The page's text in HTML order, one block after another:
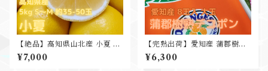
【絶品】高知県山北産 小夏 5k
g S-M 35-50玉入
¥7,000
【完熟出荷】愛知産 蒲郡樹熟
デコポン 3kg7-8玉入 高糖度
ギフト 贈り物
¥6,300